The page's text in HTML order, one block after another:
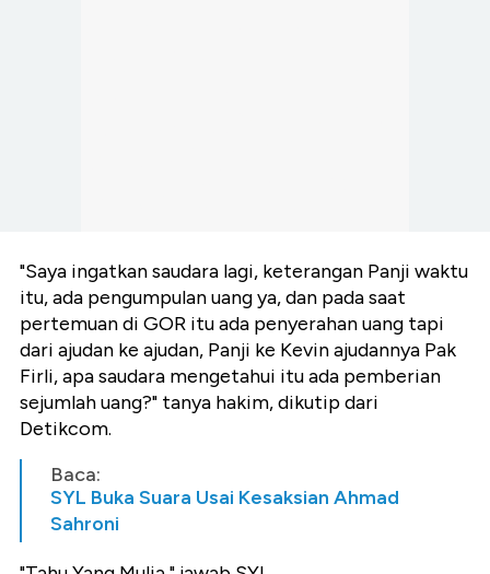
"Saya ingatkan saudara lagi, keterangan Panji waktu
itu, ada pengumpulan uang ya, dan pada saat
pertemuan di GOR itu ada penyerahan uang tapi
dari ajudan ke ajudan, Panji ke Kevin ajudannya Pak
Firli, apa saudara mengetahui itu ada pemberian
sejumlah uang?" tanya hakim, dikutip dari
Detikcom.
Baca:
SYL Buka Suara Usai Kesaksian Ahmad
Sahroni